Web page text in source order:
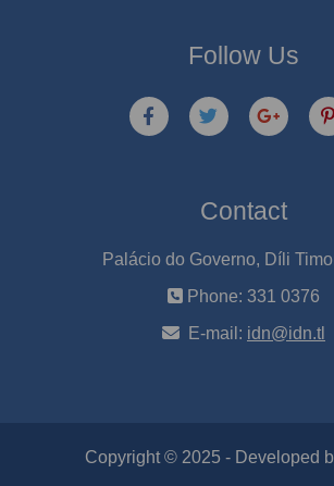
Follow Us
Contact
Palácio do Governo, Díli
Phone: 331 0376
E-mail: idn@idn.tl
Copyright © 2025 - Developed